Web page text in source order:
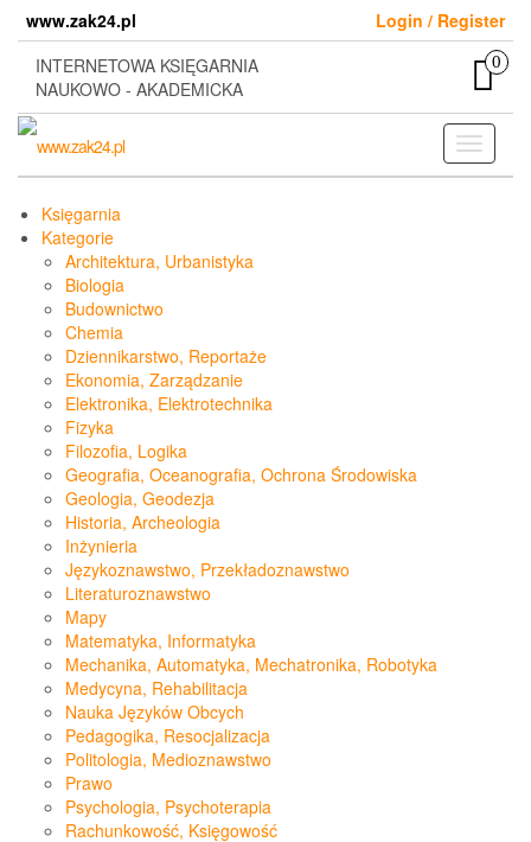
content
www.zak24.pl
Login / Register
INTERNETOWA KSIĘGARNIA
NAUKOWO - AKADEMICKA
0
Toggle
Księgarnia
Kategorie
Architektura, Urbanistyka
Biologia
Budownictwo
Chemia
Dziennikarstwo, Reportaże
Ekonomia, Zarządzanie
Elektronika, Elektrotechnika
Fizyka
Filozofia, Logika
Geografia, Oceanografia, Ochrona Środowiska
Geologia, Geodezja
Historia, Archeologia
Inżynieria
Językoznawstwo, Przekładoznawstwo
Literaturoznawstwo
Mapy
Matematyka, Informatyka
Mechanika, Automatyka, Mechatronika, Robotyka
Medycyna, Rehabilitacja
Nauka Języków Obcych
Pedagogika, Resocjalizacja
Politologia, Medioznawstwo
Prawo
Psychologia, Psychoterapia
Rachunkowość, Księgowość